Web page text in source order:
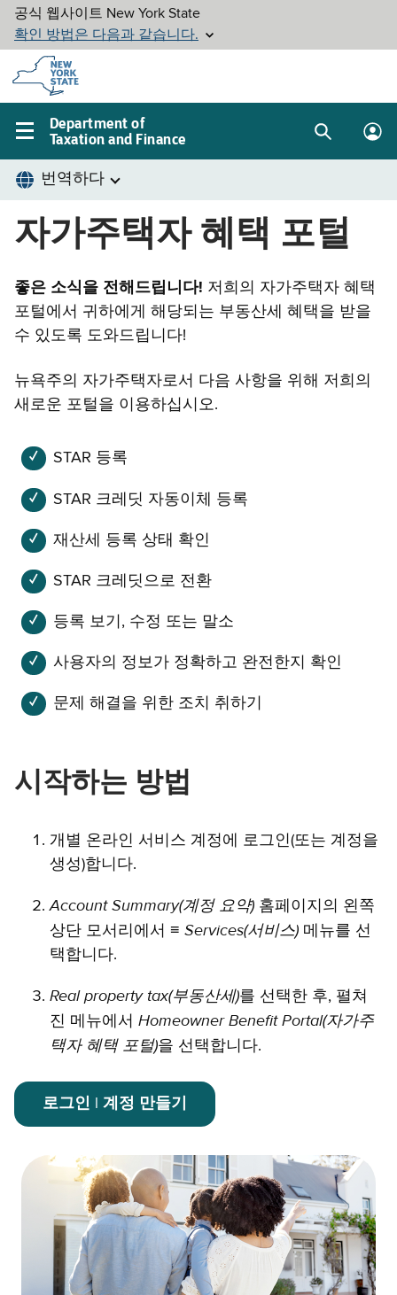
Skip to
main
content
Department of
Taxation and Finance
Main
navigation
menu
SearchLog
자가주택자 혜택 포털
좋은 소식을 전해드립니다! 저희의 자가주택자 혜택
포털에서 귀하에게 해당되는 부동산세 혜택을 받을
수 있도록 도와드립니다!
뉴욕주의 자가주택자로서 다음 사항을 위해 저희의
새로운 포털을 이용하십시오.
STAR 등록
STAR 크레딧 자동이체 등록
재산세 등록 상태 확인
STAR 크레딧으로 전환
등록 보기, 수정 또는 말소
사용자의 정보가 정확하고 완전한지 확인
문제 해결을 위한 조치 취하기
시작하는 방법
개별 온라인 서비스 계정에 로그인(또는 계정을
생성)합니다.
Account Summary(계정 요약) 홈페이지의 왼쪽
상단 모서리에서 ≡ Services(서비스) 메뉴를 선
택합니다.
Real property tax(부동산세)를 선택한 후, 펼쳐
진 메뉴에서 Homeowner Benefit Portal(자가주
택자 혜택 포털)을 선택합니다.
로그인 | 계정 만들기